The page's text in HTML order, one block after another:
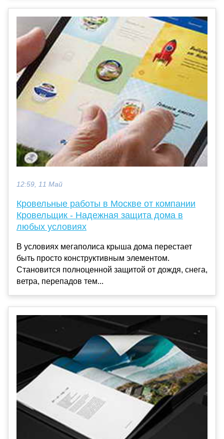
12:59, 11 Май
Кровельные работы в Москве от компании
Кровельщик - Надежная защита дома в
любых условиях
В условиях мегаполиса крыша дома перестает
быть просто конструктивным элементом.
Становится полноценной защитой от дождя, снега,
ветра, перепадов тем...